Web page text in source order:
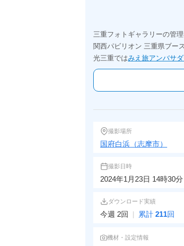
三重フォトギャラリーの管
関西パビリオン 三重県ブー
光三重ではみえ旅アンバサ
撮影場所
国府白浜（志摩市）
撮影日時
2024年1月23日 14時30分
ダウンロード実績
今週 2回 | 累計 211回
機材・設定情報